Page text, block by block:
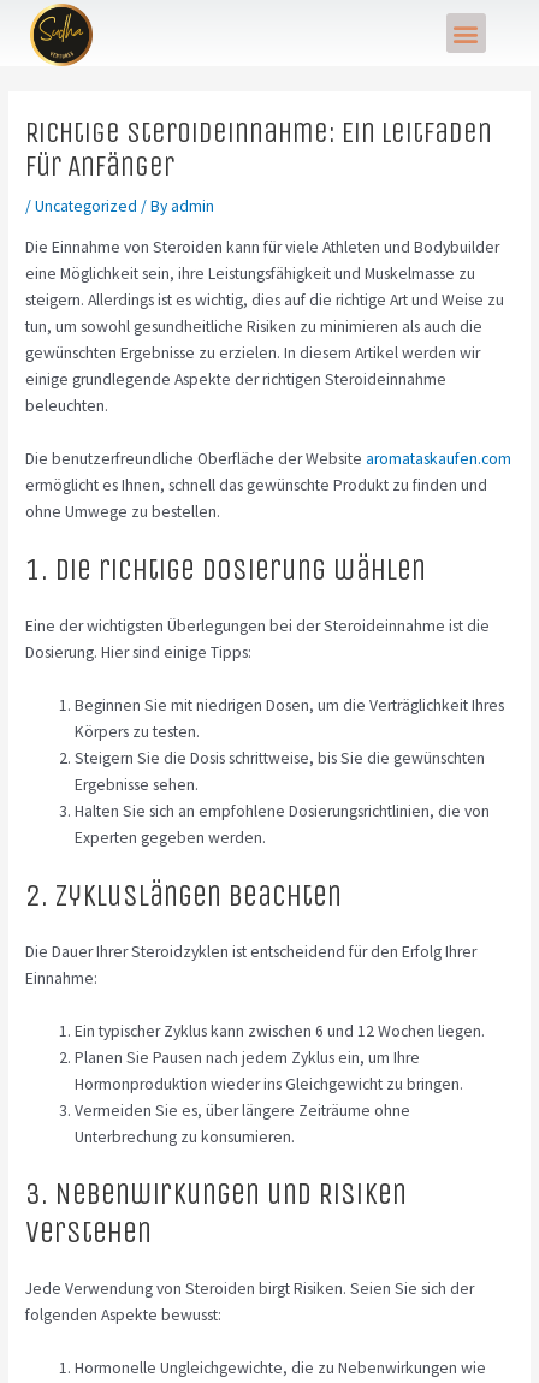
content
Menu
Richtige Steroideinnahme: Ein Leitfaden
für Anfänger
/Uncategorized / Byadmin
Die Einnahme von Steroiden kann für viele Athleten und Bodybuilder
eine Möglichkeit sein, ihre Leistungsfähigkeit und Muskelmasse zu
steigern. Allerdings ist es wichtig, dies auf die richtige Art und Weise zu
tun, um sowohl gesundheitliche Risiken zu minimieren als auch die
gewünschten Ergebnisse zu erzielen. In diesem Artikel werden wir
einige grundlegende Aspekte der richtigen Steroideinnahme
beleuchten.
Die benutzerfreundliche Oberfläche der Websitearomataskaufen.com
ermöglicht es Ihnen, schnell das gewünschte Produkt zu finden und
ohne Umwege zu bestellen.
1. Die richtige Dosierung wählen
Eine der wichtigsten Überlegungen bei der Steroideinnahme ist die
Dosierung. Hier sind einige Tipps:
Beginnen Sie mit niedrigen Dosen, um die Verträglichkeit Ihres
Körpers zu testen.
Steigern Sie die Dosis schrittweise, bis Sie die gewünschten
Ergebnisse sehen.
Halten Sie sich an empfohlene Dosierungsrichtlinien, die von
Experten gegeben werden.
2. Zykluslängen beachten
Die Dauer Ihrer Steroidzyklen ist entscheidend für den Erfolg Ihrer
Einnahme:
Ein typischer Zyklus kann zwischen 6 und 12 Wochen liegen.
Planen Sie Pausen nach jedem Zyklus ein, um Ihre
Hormonproduktion wieder ins Gleichgewicht zu bringen.
Vermeiden Sie es, über längere Zeiträume ohne
Unterbrechung zu konsumieren.
3. Nebenwirkungen und Risiken
verstehen
Jede Verwendung von Steroiden birgt Risiken. Seien Sie sich der
folgenden Aspekte bewusst:
Hormonelle Ungleichgewichte, die zu Nebenwirkungen wie
Post
navigation